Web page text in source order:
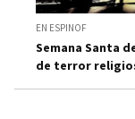
EN ESPINOF
Semana Santa
de terror